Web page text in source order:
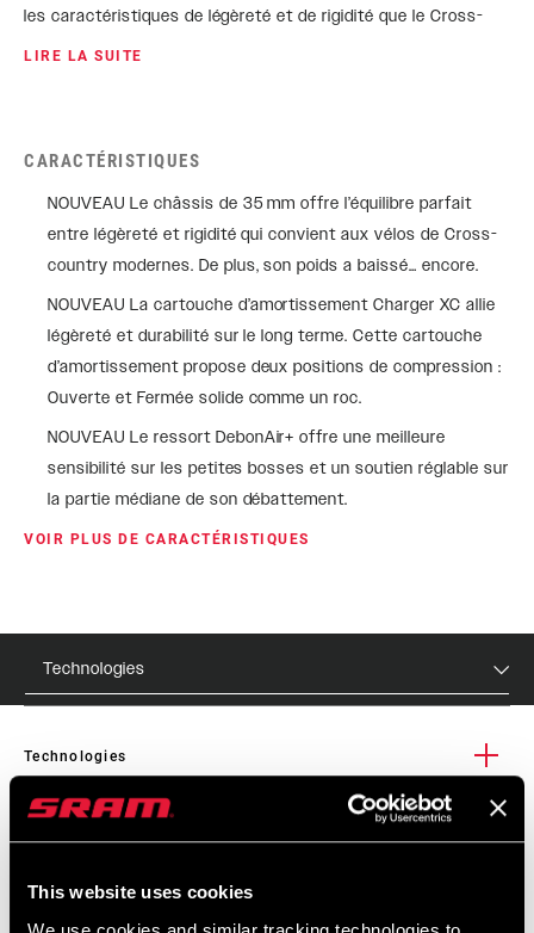
This website uses cookies
les caractéristiques de légèreté et de rigidité que le Cross-
country d’aujourd’hui demande. La nouvelle cartouche
LIRE LA SUITE
CARACTÉRISTIQUES
NOUVEAU Le châssis de 35 mm offre l’équilibre parfait
entre légèreté et rigidité qui convient aux vélos de Cross-
country modernes. De plus, son poids a baissé… encore.
NOUVEAU La cartouche d’amortissement Charger XC allie
légèreté et durabilité sur le long terme. Cette cartouche
d’amortissement propose deux positions de compression :
Ouverte et Fermée solide comme un roc.
NOUVEAU Le ressort DebonAir+ offre une meilleure
sensibilité sur les petites bosses et un soutien réglable sur
la partie médiane de son débattement.
VOIR PLUS DE CARACTÉRISTIQUES
Technologies
Technologies
de guides pneumatiques. Il ne s’agit peut-être pas d’une
prouesse technologique, mais cela vous permettra de régler